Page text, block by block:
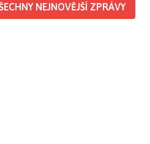
NEJNOVĚJŠÍ ZPRÁVY